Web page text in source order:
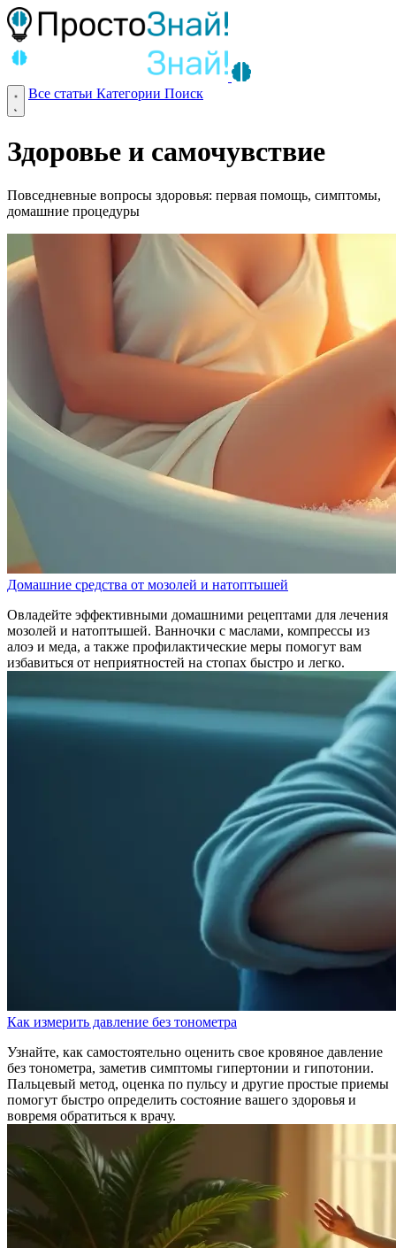
Все статьи Категории Поиск
Здоровье и самочувствие
Повседневные вопросы здоровья: первая помощь, симптомы,
домашние процедуры
Домашние средства от мозолей и натоптышей
Овладейте эффективными домашними рецептами для лечения
мозолей и натоптышей. Ванночки с маслами, компрессы из
алоэ и меда, а также профилактические меры помогут вам
избавиться от неприятностей на стопах быстро и легко.
Как измерить давление без тонометра
Узнайте, как самостоятельно оценить свое кровяное давление
без тонометра, заметив симптомы гипертонии и гипотонии.
Пальцевый метод, оценка по пульсу и другие простые приемы
помогут быстро определить состояние вашего здоровья и
вовремя обратиться к врачу.